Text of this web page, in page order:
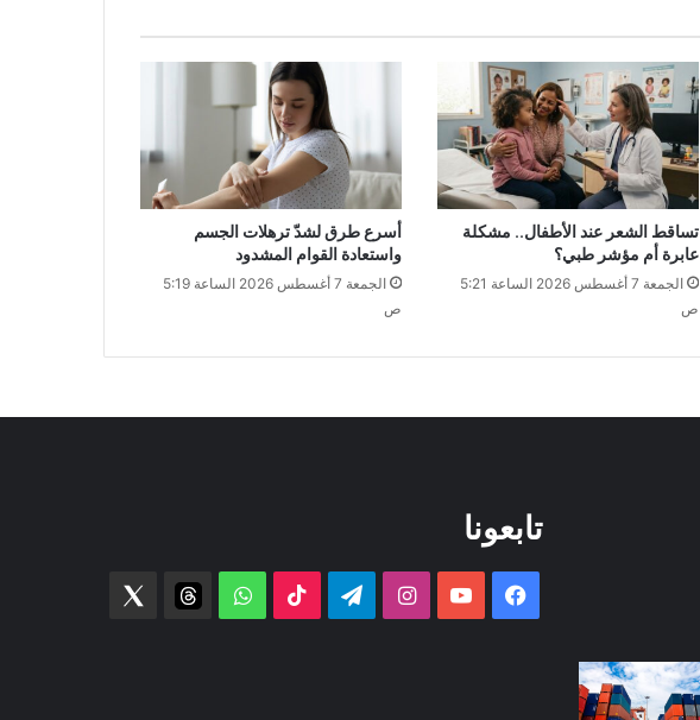
تساقط الشعر عند الأطفال.. مشكلة
عابرة أم مؤشر طبي؟
الجمعة 7 أغسطس 2026 الساعة 5:21
ص
أسرع طرق لشدّ ترهلات الجسم
واستعادة القوام المشدود
الجمعة 7 أغسطس 2026 الساعة 5:19
ص
تابعونا
فيسبوك‫YouTubeانستقرامتيلقرام ‫TikTok واتساب threads